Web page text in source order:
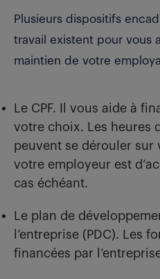
Plusieurs dispositifs
travail existent pour vous
maintien de votre
Le CPF. Il vous aide à
votre choix. Les heures
peuvent se dérouler sur
votre employeur est
cas échéant.
Le plan de
l’entreprise (PDC). Les
financées par